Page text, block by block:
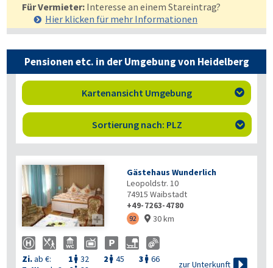
Für Vermieter: Interesse an einem Stareintrag?
Hier klicken für mehr Informationen
Pensionen etc. in der Umgebung von Heidelberg
Kartenansicht Umgebung 
Sortierung nach: PLZ 

Gästehaus Wunderlich
Leopoldstr. 10
74915 Waibstadt
+49-7263-4780
92  30 km
Zi.ab €: 1  32 2  45 3  66
zur Unterkunft 